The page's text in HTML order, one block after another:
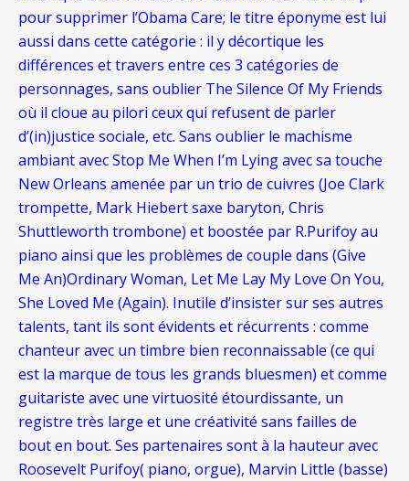
pour supprimer l’Obama Care; le titre éponyme est lui
aussi dans cette catégorie : il y décortique les
différences et travers entre ces 3 catégories de
personnages, sans oublier The Silence Of My Friends
où il cloue au pilori ceux qui refusent de parler
d’(in)justice sociale, etc. Sans oublier le machisme
ambiant avec Stop Me When I’m Lying avec sa touche
New Orleans amenée par un trio de cuivres (Joe Clark
trompette, Mark Hiebert saxe baryton, Chris
Shuttleworth trombone) et boostée par R.Purifoy au
piano ainsi que les problèmes de couple dans (Give
Me An)Ordinary Woman, Let Me Lay My Love On You,
She Loved Me (Again). Inutile d’insister sur ses autres
talents, tant ils sont évidents et récurrents : comme
chanteur avec un timbre bien reconnaissable (ce qui
est la marque de tous les grands bluesmen) et comme
guitariste avec une virtuosité étourdissante, un
registre très large et une créativité sans failles de
bout en bout. Ses partenaires sont à la hauteur avec
Roosevelt Purifoy( piano, orgue), Marvin Little (basse)